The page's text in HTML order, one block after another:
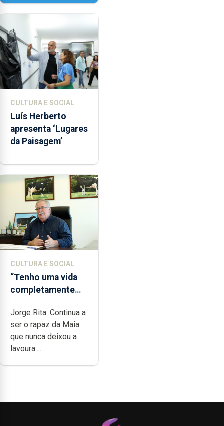
Senhora da
CULTURA E SOCIAL
Luís Herberto
apresenta ‘Lugares
da Paisagem’
CULTURA E SOCIAL
“Tenho uma vida
completamente
dedicação, gosto e
muita paixão”
Jorge Rita. Continua a
ser o rapaz da Maia
que nunca deixou a
lavoura....